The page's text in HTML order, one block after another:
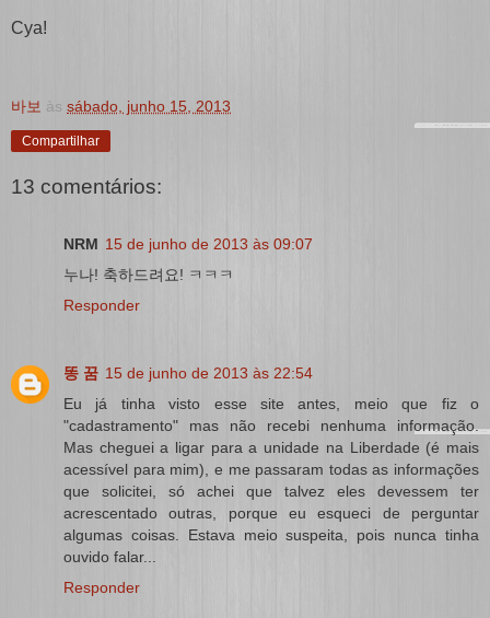
Cya!
바보 às sábado, junho 15, 2013
Compartilhar
13 comentários:
NRM 15 de junho de 2013 às 09:07
누나! 축하드려요! ㅋㅋㅋ
Responder
똥 꿈 15 de junho de 2013 às 22:54
Eu já tinha visto esse site antes, meio que fiz o
"cadastramento" mas não recebi nenhuma informação.
Mas cheguei a ligar para a unidade na Liberdade (é mais
acessível para mim), e me passaram todas as informações
que solicitei, só achei que talvez eles devessem ter
acrescentado outras, porque eu esqueci de perguntar
algumas coisas. Estava meio suspeita, pois nunca tinha
ouvido falar...
Responder